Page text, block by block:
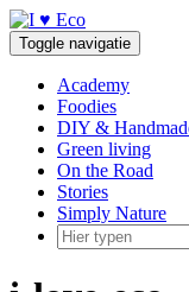
Doorgaan
naar
inhoud
Toggle navigatie
Academy
Foodies
DIY &
Green living
On the Road
Stories
Simply Nature